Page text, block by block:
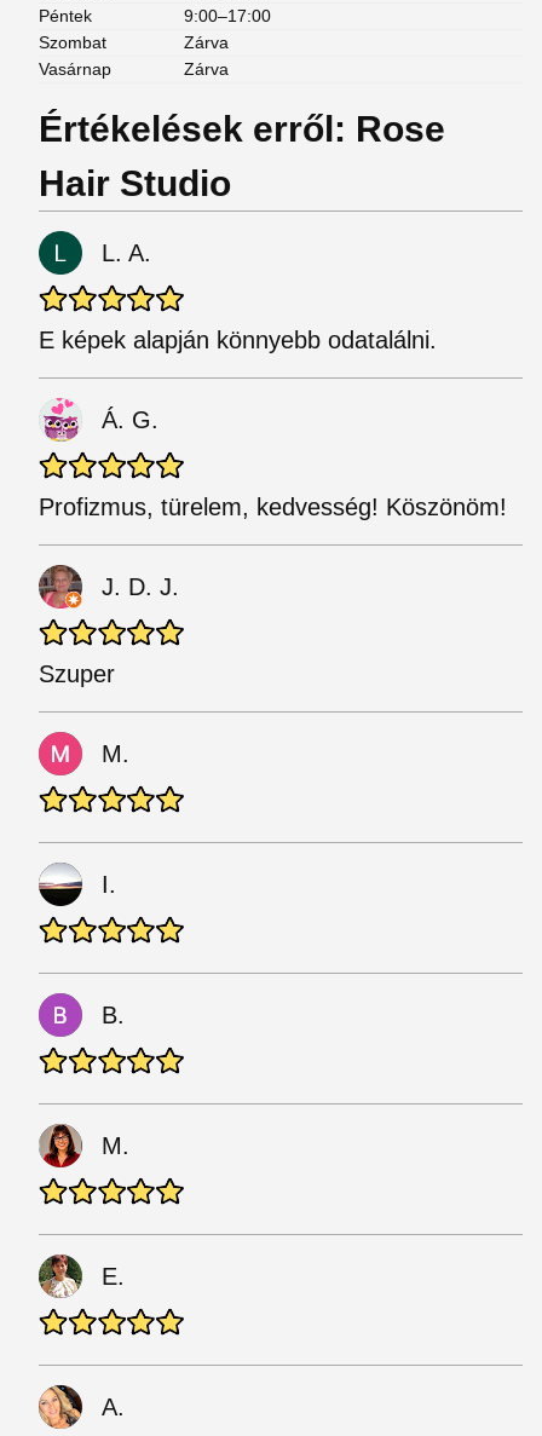
Péntek
9:00–17:00
Szombat
Zárva
Vasárnap
Zárva
Értékelések erről: Rose
Hair Studio
L. A.
E képek alapján könnyebb odatalálni.
Á. G.
Profizmus, türelem, kedvesség! Köszönöm!
J. D. J.
Szuper
M.
I.
B.
M.
E.
A.